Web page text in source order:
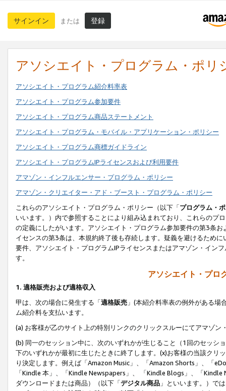
サインイン または 登録
アソシエイト・プログラム・ポリ
アソシエイト・プログラム紹介料率表
アソシエイト・プログラム参加要件
アソシエイト・プログラム商品ステートメント
アソシエイト・プログラム・モバイル・アプリケーション・ポリシー
アソシエイト・プログラム商標ガイドライン
アソシエイト・プログラムIPライセンスおよび利用要件
アマゾン・インフルエンサー・プログラム・ポリシー
アマゾン・クリエイター・アド・ブースト・プログラム・ポリシー
これらのアソシエイト・プログラム・ポリシー（以下「プログラム・
いいます。）内で参照することにより組み込まれており、これらのプ
の定義にしたがいます。アソシエイト・プログラム参加要件の第3条
イセンスの第3条は、本規約終了後も存続します。疑義を避けるため
要件、アソシエイト・プログラムIPライセンスまたはアマゾン・イン
す。
アソシエイト・プロ
1. 適格販売および適格収入
甲は、次の場合に発生する「適格販売 」(本紹介料率表の例外がある
ム紹介料を支払います。
(a) お客様が乙のサイト上の特別リンクのクリックスルーにてアマゾン
(b) 同一のセッション中に、次のいずれかが生じること（1回のセッシ
下のいずれかが最初に生じたときに終了します。(x)お客様の当該ク
り決定します。例えば「Amazon Music」、「Amazon Shorts」、「
「Kindle 本」、「Kindle Newspapers」、 「Kindle Blogs」、「
ダウンロードまたは商品）（以下「デジタル商品 」といいます。）で